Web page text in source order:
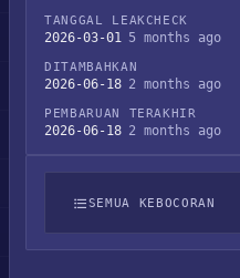
TANGGAL LEAKCHECK
2026-03-01 5 months ago
DITAMBAHKAN
2026-06-18 2 months ago
PEMBARUAN TERAKHIR
2026-06-18 2 months ago
SEMUA KEBOCORAN